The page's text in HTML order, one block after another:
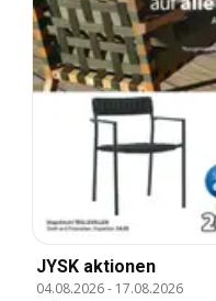
JYSK aktionen
04.08.2026- 17.08.2026